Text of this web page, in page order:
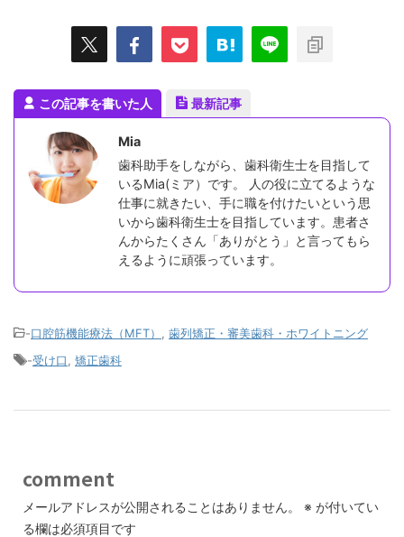
この記事を書いた人 最新記事
Mia
歯科助手をしながら、歯科衛生士を目指して
いるMia(ミア）です。 人の役に立てるような
仕事に就きたい、手に職を付けたいという思
いから歯科衛生士を目指しています。患者さ
んからたくさん「ありがとう」と言ってもら
えるように頑張っています。
-口腔筋機能療法（MFT）
歯列矯正・審美歯科・ホワイトニング
-受け口 矯正歯科
comment
メールアドレスが公開されることはありません。 ※ が付いてい
る欄は必須項目です